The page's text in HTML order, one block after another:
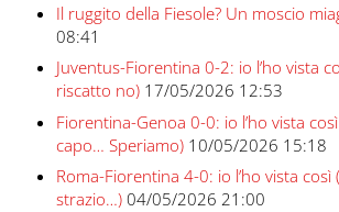
Il ruggito della Fiesole? Un moscio
08:41
Juventus-Fiorentina 0-2: io l’ho vista
riscatto no) 17/05/2026 12:53
Fiorentina-Genoa 0-0: io l’ho vista
capo… Speriamo) 10/05/2026 15:18
Roma-Fiorentina 4-0: io l’ho vista così
strazio…) 04/05/2026 21:00